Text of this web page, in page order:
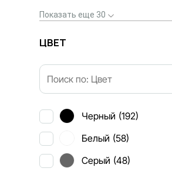
Показать еще 30
ЦВЕТ
Черный (192)
Белый (58)
Серый (48)